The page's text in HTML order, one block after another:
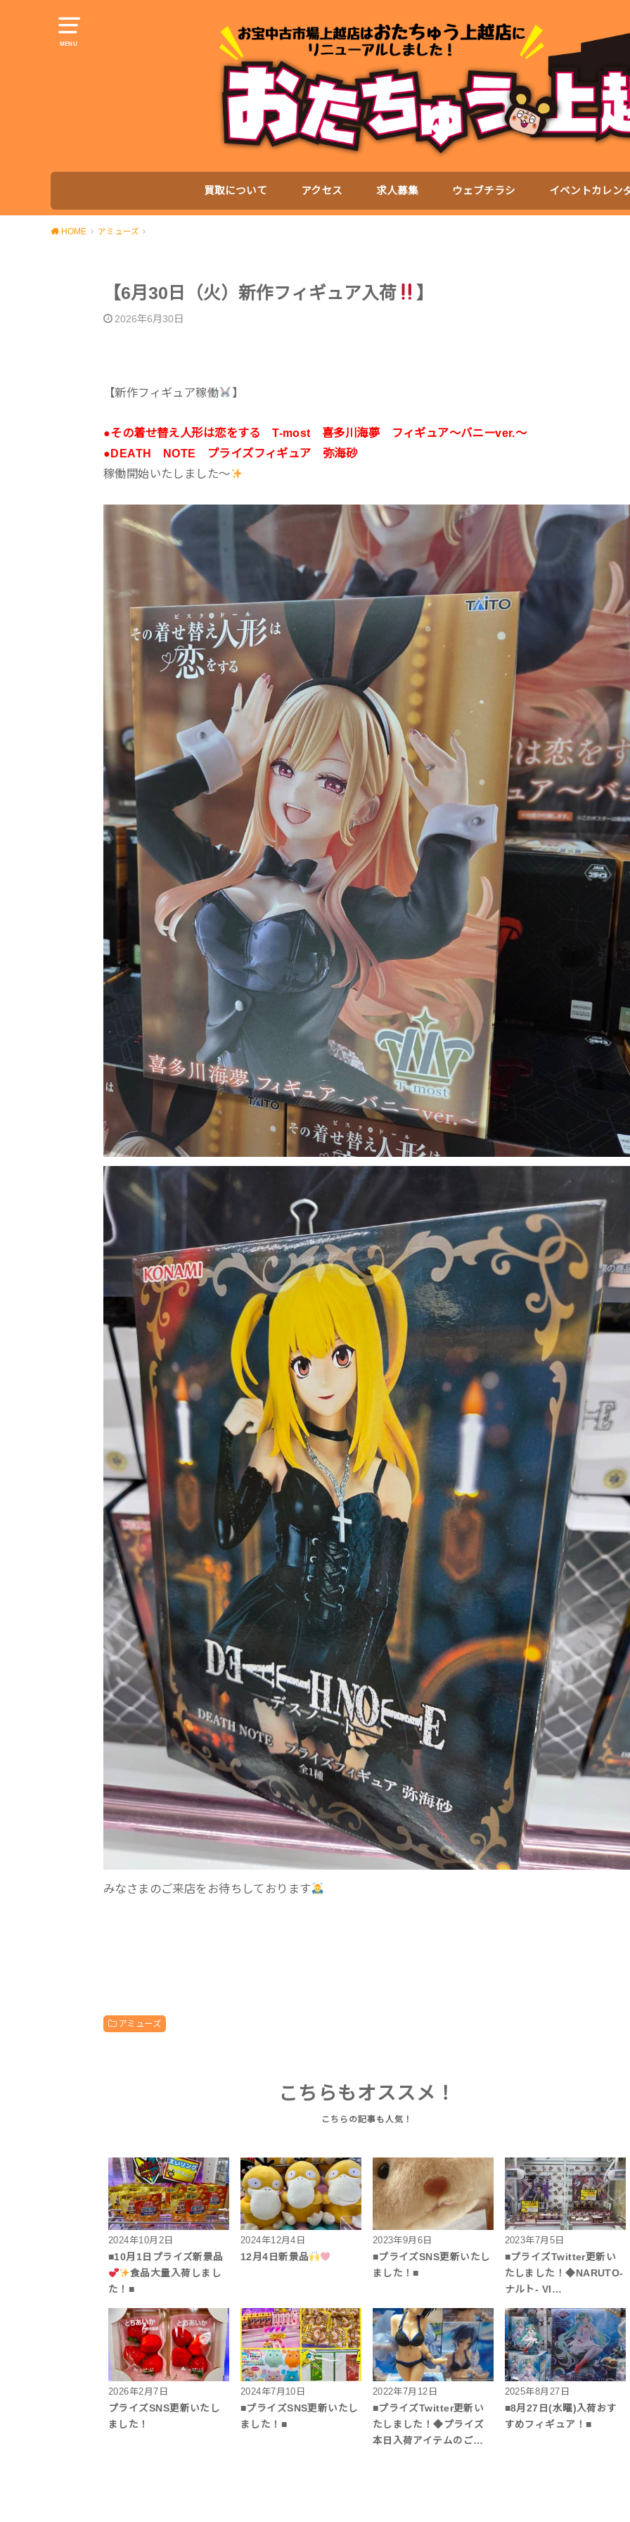
MENU
買取について アクセス 求人募集 ウェブチラシ イベントカレン
HOME アミューズ
【6月30日（火）新作フィギュア入荷 】
2026年6月30日
【新作フィギュア稼働 】
●その着せ替え人形は恋をする T-most 喜多川海夢 フィギュア～バニーver.～
●DEATH NOTE プライズフィギュア 弥海砂
稼働開始いたしました～
みなさまのご来店をお待ちしております
アミューズ
こちらもオススメ！
2024年10月2日
■10月1日プライズ新景品
食品大量入荷しまし
た！■
2024年12月4日
12月4日新景品
2023年9月6日
■プライズSNS更新いたし
ました！■
2023年7月5日
■プライズTwitter更新い
たしました！◆NARUTO-
ナルト- VI…
2026年2月7日
プライズSNS更新いたし
ました！
2024年7月10日
■プライズSNS更新いたし
ました！■
2022年7月12日
■プライズTwitter更新い
たしました！◆プライズ
本日入荷アイテムのご…
2025年8月27日
■8月27日(水曜)入荷おす
すめフィギュア！■